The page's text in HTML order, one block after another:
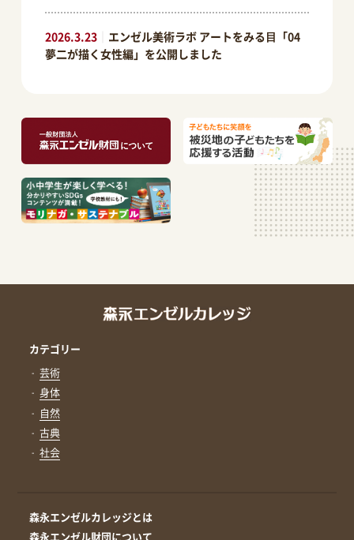
2026.3.23｜ エンゼル美術ラボ アートをみる⽬「04
夢二が描く女性編」を公開しました
カテゴリー
芸術
身体
自然
古典
社会
森永エンゼルカレッジとは
森永エンゼル財団について